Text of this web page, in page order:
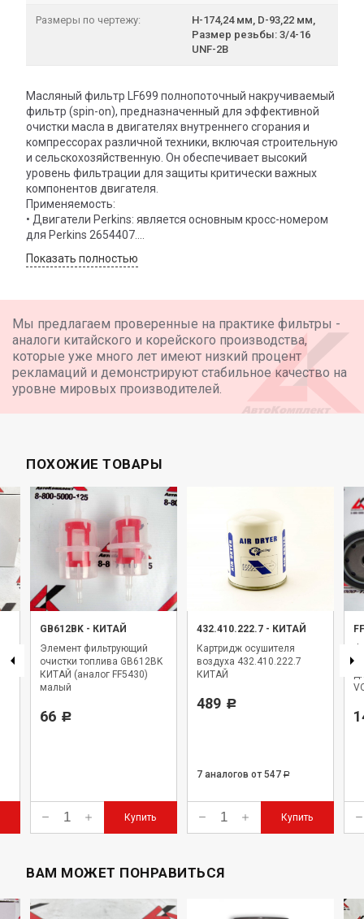
Размеры по чертежу:
H-174,24 мм, D-93,22 мм,
Размер резьбы: 3/4-16
UNF-2B
Масляный фильтр LF699 полнопоточный накручиваемый
фильтр (spin-on), предназначенный для эффективной
очистки масла в двигателях внутреннего сгорания и
компрессорах различной техники, включая строительную
и сельскохозяйственную. Он обеспечивает высокий
уровень фильтрации для защиты критически важных
компонентов двигателя.
Применяемость:
• Двигатели Perkins: является основным кросс-номером
для Perkins 2654407.
например 416, 428, 432 с двигателями Perkins или
Massey Ferguson, Landini и New Holland.
• Строительная и специальная техника: используется в
экскаваторах, фронтальных погрузчиках, бульдозерах,
компрессорах и телескопических погрузчиках Manitou.
Характеристики:
Показать полностью
Мы предлагаем проверенные на практике фильтры -
аналоги китайского и корейского производства,
которые уже много лет имеют низкий процент
рекламаций и демонстрируют стабильное качество на
уровне мировых производителей.
ПОХОЖИЕ ТОВАРЫ
GB612BK - КИТАЙ
Элемент фильтрующий
очистки топлива GB612BK
КИТАЙ (аналог FF5430)
малый
66 Р
Купить
432.410.222.7 - КИТАЙ
Картридж осушителя
воздуха 432.410.222.7
КИТАЙ
489 Р
7 аналогов от 547 Р
Купить
ВАМ МОЖЕТ ПОНРАВИТЬСЯ